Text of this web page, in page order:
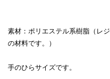
素材：ポリエステル系樹脂（レ
手のひらサイズです。